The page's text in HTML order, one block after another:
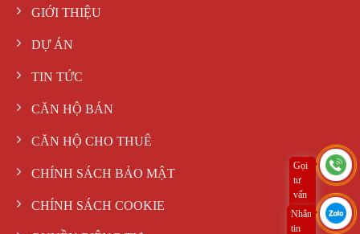
GIỚI THIỆU
DỰ ÁN
TIN TỨC
CĂN HỘ BÁN
CĂN HỘ CHO THUÊ
CHÍNH SÁCH BẢO MẬT
CHÍNH SÁCH COOKIE
Gọi
tư
vấn
ngay
Nhắn
tin